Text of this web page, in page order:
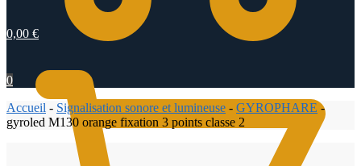
0,00 €
0
Accueil - Signalisation sonore et lumineuse - GYROPHARE -
gyroled M130 orange fixation 3 points classe 2